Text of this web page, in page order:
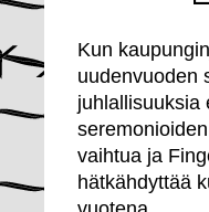
Kun
uudenvuoden
juhlallisuuksia
vaihtua ja
hätkähdyttää